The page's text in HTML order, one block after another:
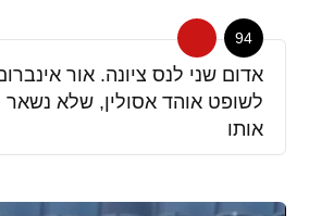
94
אדום שני לנס ציונה. אור
לשופט אוהד אסולין, שלא נשאר
אותו